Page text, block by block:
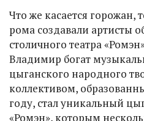
Что же касается горожан,
рома создавали артисты
столичного театра
Владимир богат
цыганского народного
коллективом,
году, стал уникальный
«Ромэн», которым